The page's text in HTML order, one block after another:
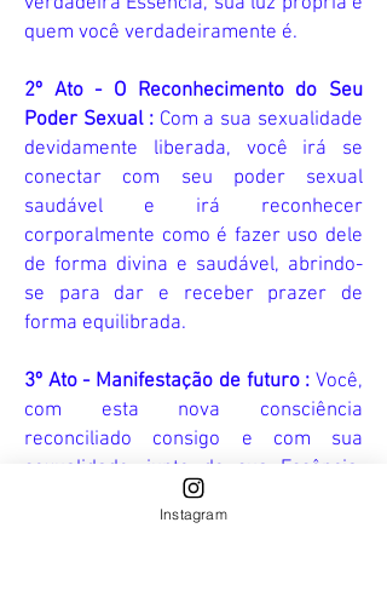
quem você verdadeiramente é.
2º Ato - O Reconhecimento do Seu
Poder Sexual :Com a sua sexualidade
devidamente liberada, você irá se
conectar com seu poder sexual
saudável e irá reconhecer
corporalmente como é fazer uso dele
de forma divina e saudável, abrindo-
se para dar e receber prazer de
forma equilibrada.
3º Ato - Manifestação de futuro : Você,
com esta nova consciência
reconciliado consigo e com sua
sexualidade, junto de sua Essência,
planejarão um futuro e as ações que
serão realizadas para que este futuro
Instagram